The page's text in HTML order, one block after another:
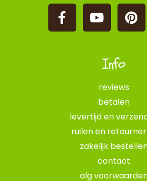
Info
reviews
betalen
levertijd en
ruilen en
zakelijk
contact
alg